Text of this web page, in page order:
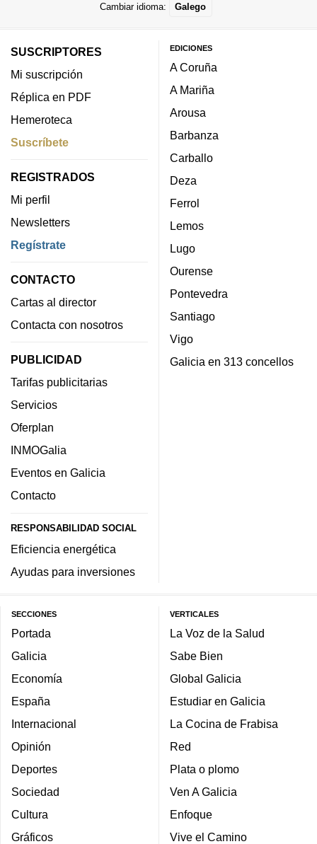
Cambiar idioma: Galego
SUSCRIPTORES
Mi suscripción
Réplica en PDF
Hemeroteca
Suscríbete
REGISTRADOS
Mi perfil
Newsletters
Regístrate
CONTACTO
Cartas al director
Contacta con nosotros
PUBLICIDAD
Tarifas publicitarias
Servicios
Oferplan
INMOGalia
Eventos en Galicia
Contacto
RESPONSABILIDAD SOCIAL
Eficiencia energética
Ayudas para inversiones
EDICIONES
A Coruña
A Mariña
Arousa
Barbanza
Carballo
Deza
Ferrol
Lemos
Lugo
Ourense
Pontevedra
Santiago
Vigo
Galicia en 313 concellos
SECCIONES
Portada
Galicia
Economía
España
Internacional
Opinión
Deportes
Sociedad
Cultura
Gráficos
VERTICALES
La Voz de la Salud
Sabe Bien
Global Galicia
Estudiar en Galicia
La Cocina de Frabisa
Red
Plata o plomo
Ven A Galicia
Enfoque
Vive el Camino